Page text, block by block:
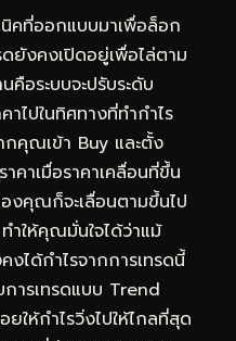
คที่ออกแบบมาเพื่อล็อก
ยังคงเปิดอยู่เพื่อไล่ตาม
คือระบบจะปรับระดับ
าไปในทิศทางที่ทำกำไร
คุณเข้า Buy และตั้ง
าเมื่อราคาเคลื่อนที่ขึ้น
คุณก็จะเลื่อนตามขึ้นไป
ำให้คุณมั่นใจได้ว่าแม้
ได้กำไรจากการเทรดนี้
การเทรดแบบ Trend
ห้กำไรวิ่งไปให้ไกลที่สุด